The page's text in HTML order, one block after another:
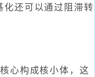
还可以通过阻滞转
构成核小体，这